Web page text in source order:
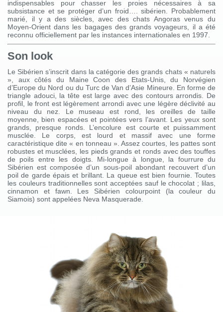
indispensables pour chasser les proies nécessaires à sa
subsistance et se protéger d’un froid…. sibérien. Probablement
marié, il y a des siècles, avec des chats Angoras venus du
Moyen-Orient dans les bagages des grands voyageurs, il a été
reconnu officiellement par les instances internationales en 1997.
Son look
Le Sibérien s’inscrit dans la catégorie des grands chats « naturels
», aux côtés du Maine Coon des Etats-Unis, du Norvégien
d’Europe du Nord ou du Turc de Van d’Asie Mineure. En forme de
triangle adouci, la tête est large avec des contours arrondis. De
profil, le front est légèrement arrondi avec une légère déclivité au
niveau du nez. Le museau est rond, les oreilles de taille
moyenne, bien espacées et pointées vers l’avant. Les yeux sont
grands, presque ronds. L’encolure est courte et puissamment
musclée. Le corps, est lourd et massif avec une forme
caractéristique dite « en tonneau ». Assez courtes, les pattes sont
robustes et musclées, les pieds grands et ronds avec des touffes
de poils entre les doigts. Mi-longue à longue, la fourrure du
Sibérien est composée d’un sous-poil abondant recouvert d’un
poil de garde épais et brillant. La queue est bien fournie. Toutes
les couleurs traditionnelles sont acceptées sauf le chocolat ; lilas,
cinnamon et fawn. Les Sibérien colourpoint (la couleur du
Siamois) sont appelées Neva Masquerade.